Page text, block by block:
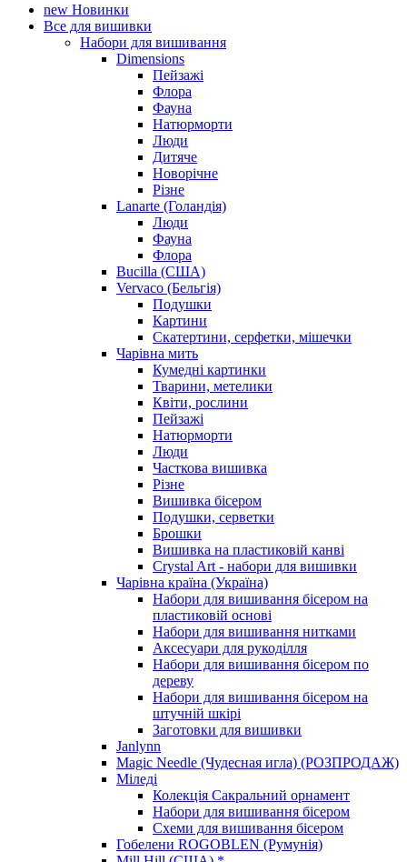
new Новинки
Все для вишивки
Набори для вишивання
Dimensions
Пейзажі
Флора
Фауна
Натюрморти
Люди
Дитяче
Новорічне
Різне
Lanarte (Голандія)
Люди
Фауна
Флора
Bucilla (США)
Vervaco (Бельгія)
Подушки
Картини
Скатертини, серфетки, мішечки
Чарiвна мить
Кумедні картинки
Тварини, метелики
Квіти, рослини
Пейзажі
Натюрморти
Люди
Часткова вишивка
Різне
Вишивка бісером
Подушки, серветки
Брошки
Вишивка на пластиковій канві
Crystal Art - набори для вишивки
Чарівна країна (Україна)
Набори для вишивання бісером на
пластиковій основі
Набори для вишивання нитками
Аксесуари для рукоділля
Набори для вишивання бісером по
дереву
Набори для вишивання бісером на
штучній шкірі
Заготовки для вишивки
Janlynn
Magic Needle (Чудесная игла) (РОЗПРОДАЖ)
Міледі
Колекція Сакральний орнамент
Набори для вишивання бісером
Схеми для вишивання бісером
Гобелени ROGOBLEN (Румунія)